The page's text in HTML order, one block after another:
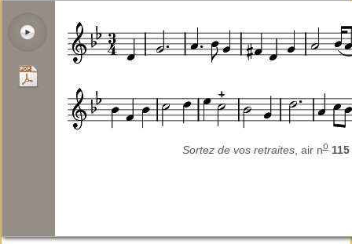
Sortez de vos retraites, air no 115